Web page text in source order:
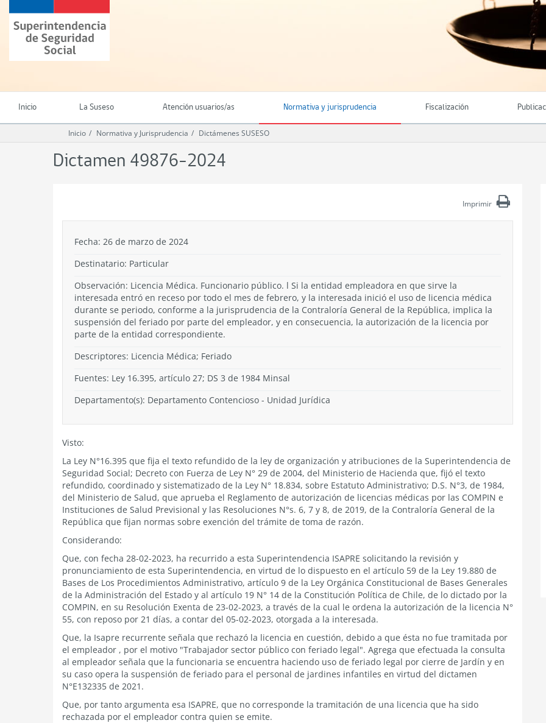
contenido
principal
Superintendencia
de
Seguridad
(SUSESO)
Chile
Inicio La Suseso Atención usuarios/as Normativa y jurisprudencia Fiscalización
Inicio Normativa y Jurisprudencia Dictámenes SUSESO
Dictamen 49876-2024
Imprimir
Fecha: 26 de marzo de 2024
Destinatario: Particular
Observación: Licencia Médica. Funcionario público. l Si la entidad empleadora en que sirve la
interesada entró en receso por todo el mes de febrero, y la interesada inició el uso de licencia médica
durante se periodo, conforme a la jurisprudencia de la Contraloría General de la República, implica la
suspensión del feriado por parte del empleador, y en consecuencia, la autorización de la licencia por
parte de la entidad correspondiente.
Descriptores: Licencia Médica; Feriado
Fuentes: Ley 16.395, artículo 27; DS 3 de 1984 Minsal
Departamento(s): Departamento Contencioso - Unidad Jurídica
Visto:
La Ley N°16.395 que fija el texto refundido de la ley de organización y atribuciones de la Superintendencia de
Seguridad Social; Decreto con Fuerza de Ley N° 29 de 2004, del Ministerio de Hacienda que, fijó el texto
refundido, coordinado y sistematizado de la Ley N° 18.834, sobre Estatuto Administrativo; D.S. N°3, de 1984,
del Ministerio de Salud, que aprueba el Reglamento de autorización de licencias médicas por las COMPIN e
Instituciones de Salud Previsional y las Resoluciones N°s. 6, 7 y 8, de 2019, de la Contraloría General de la
República que fijan normas sobre exención del trámite de toma de razón.
Considerando:
Que, con fecha 28-02-2023, ha recurrido a esta Superintendencia ISAPRE solicitando la revisión y
pronunciamiento de esta Superintendencia, en virtud de lo dispuesto en el artículo 59 de la Ley 19.880 de
Bases de Los Procedimientos Administrativo, artículo 9 de la Ley Orgánica Constitucional de Bases Generales
de la Administración del Estado y al artículo 19 N° 14 de la Constitución Política de Chile, de lo dictado por la
COMPIN, en su Resolución Exenta de 23-02-2023, a través de la cual le ordena la autorización de la licencia N°
55, con reposo por 21 días, a contar del 05-02-2023, otorgada a la interesada.
Que, la Isapre recurrente señala que rechazó la licencia en cuestión, debido a que ésta no fue tramitada por
el empleador , por el motivo "Trabajador sector público con feriado legal". Agrega que efectuada la consulta
al empleador señala que la funcionaria se encuentra haciendo uso de feriado legal por cierre de Jardín y en
su caso opera la suspensión de feriado para el personal de jardines infantiles en virtud del dictamen
N°E132335 de 2021.
Que, por tanto argumenta esa ISAPRE, que no corresponde la tramitación de una licencia que ha sido
rechazada por el empleador contra quien se emite.